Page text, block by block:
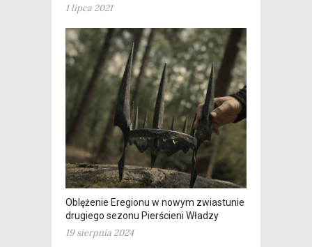
1 lipca 2021
Oblężenie Eregionu w nowym zwiastunie
drugiego sezonu Pierścieni Władzy
19 sierpnia 2024